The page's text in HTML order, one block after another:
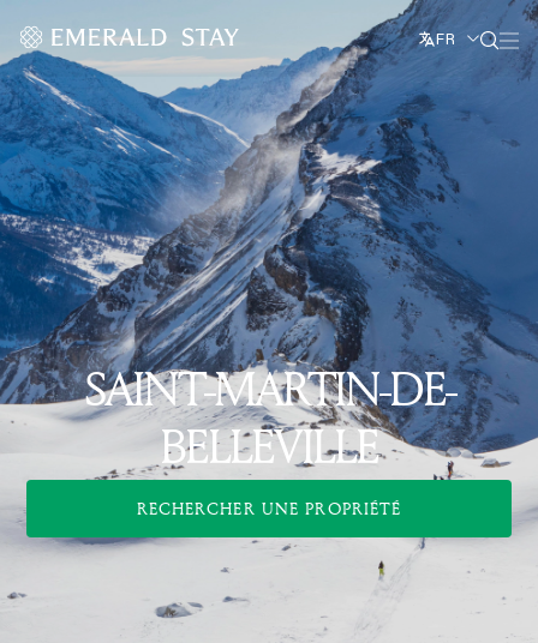
FR
SAINT-MARTIN-DE-
BELLEVILLE
RECHERCHER UNE PROPRIÉTÉ